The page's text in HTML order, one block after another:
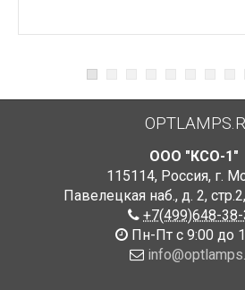
ООО "КСО-1"
115114, Россия, г.
Павелецкая наб., д. 2, стр.2,
+7(499)648-
Пн-Пт с 9:00 до